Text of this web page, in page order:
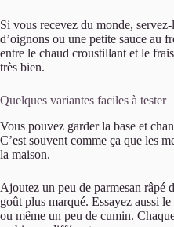
Si vous recevez du monde,
d’oignons ou une petite sauce au
entre le chaud croustillant et le
très bien.
Quelques variantes faciles à tester
Vous pouvez garder la base et
C’est souvent comme ça que les
la maison.
Ajoutez un peu de parmesan râpé
goût plus marqué. Essayez aussi
ou même un peu de cumin.